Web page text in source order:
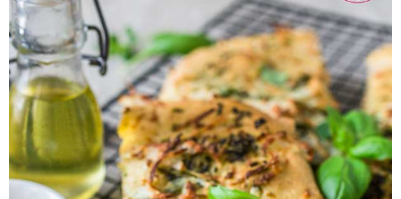
Pieczywo
Przetwory
Posiłki